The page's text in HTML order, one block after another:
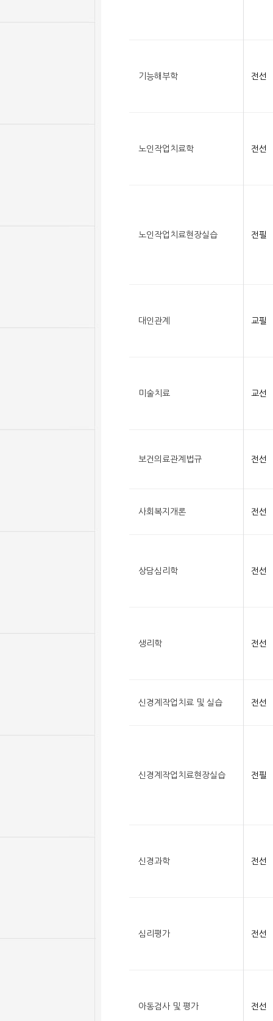
기능해부학 전선
노인작업치료학 전선
노인작업치료현장실습 전필
대인관계 교필
미술치료 교선
보건의료관계법규 전선
사회복지개론 전선
상담심리학 전선
생리학 전선
신경계작업치료 및 실습 전선
신경계작업치료현장실습 전필
신경과학 전선
심리평가 전선
아동검사 및 평가 전선